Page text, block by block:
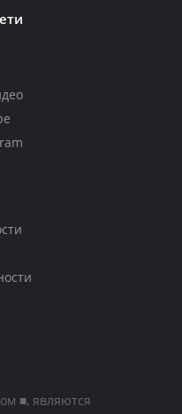
■, являются